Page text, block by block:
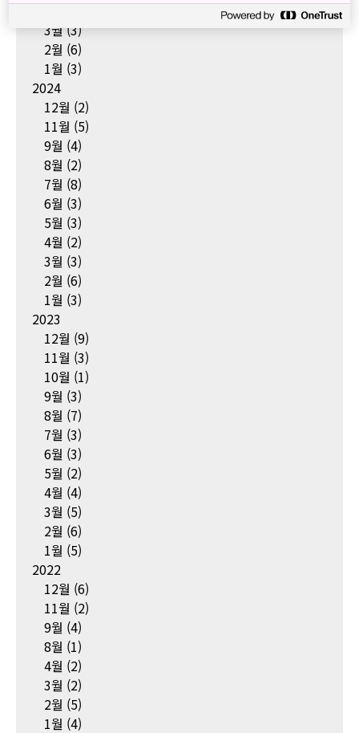
4월(2)
3월(3)
2월 (6)
1월 (3)
2024
12월 (2)
11월 (5)
9월 (4)
8월 (2)
7월 (8)
6월 (3)
5월 (3)
4월 (2)
3월 (3)
2월 (6)
1월 (3)
2023
12월 (9)
11월 (3)
10월 (1)
9월 (3)
8월 (7)
7월 (3)
6월 (3)
5월 (2)
4월 (4)
3월 (5)
2월 (6)
1월 (5)
2022
12월 (6)
11월 (2)
9월 (4)
8월 (1)
4월 (2)
3월 (2)
2월 (5)
1월 (4)